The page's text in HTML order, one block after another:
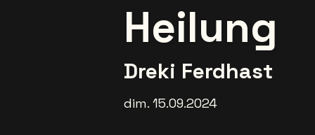
Heilung
Dreki Ferdhast
dim. 15.09.2024